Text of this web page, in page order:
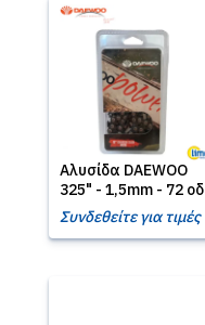
Αλυσίδα DΑΕWΟΟ
325" - 1,5mm - 72 οδ
Συνδεθείτε για τιμές